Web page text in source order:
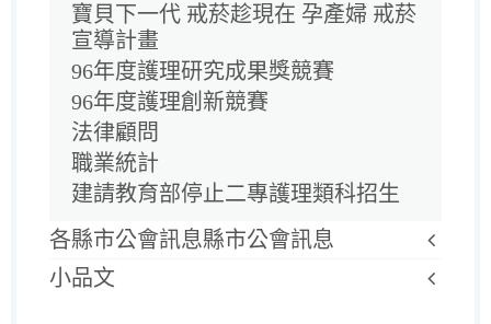
寶貝下一代 戒菸趁現在 孕產婦 戒菸
宣導計畫
96年度護理研究成果獎競賽
96年度護理創新競賽
法律顧問
職業統計
建請教育部停止二專護理類科招生
各縣市公會訊息縣市公會訊息
小品文